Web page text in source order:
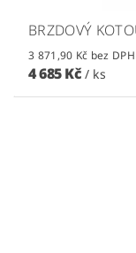
BRZDOVÝ
3 871,90 Kč bez DPH
4 685 Kč / ks